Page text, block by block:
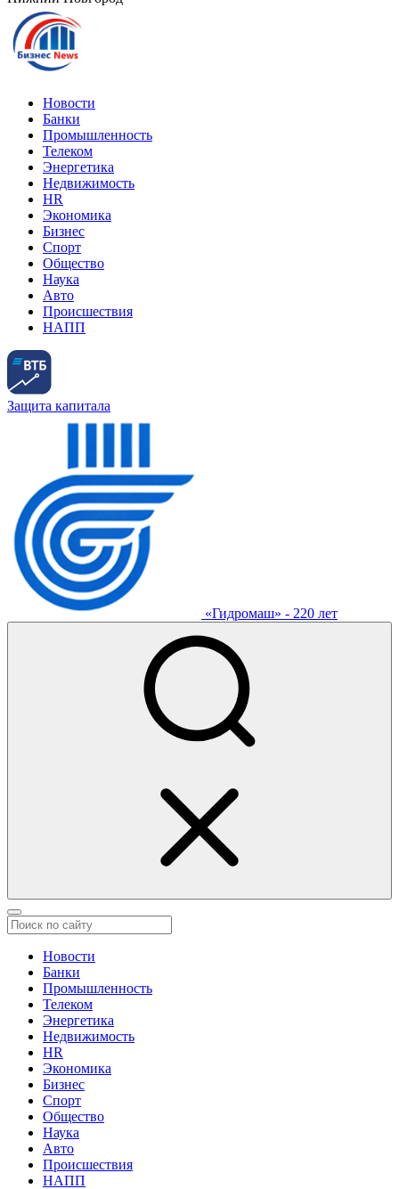
Новости
Банки
Промышленность
Телеком
Энергетика
Недвижимость
HR
Экономика
Бизнес
Спорт
Общество
Наука
Авто
Происшествия
НАПП
Защита капитала
«Гидромаш» - 220 лет
Новости
Банки
Промышленность
Телеком
Энергетика
Недвижимость
HR
Экономика
Бизнес
Спорт
Общество
Наука
Авто
Происшествия
НАПП